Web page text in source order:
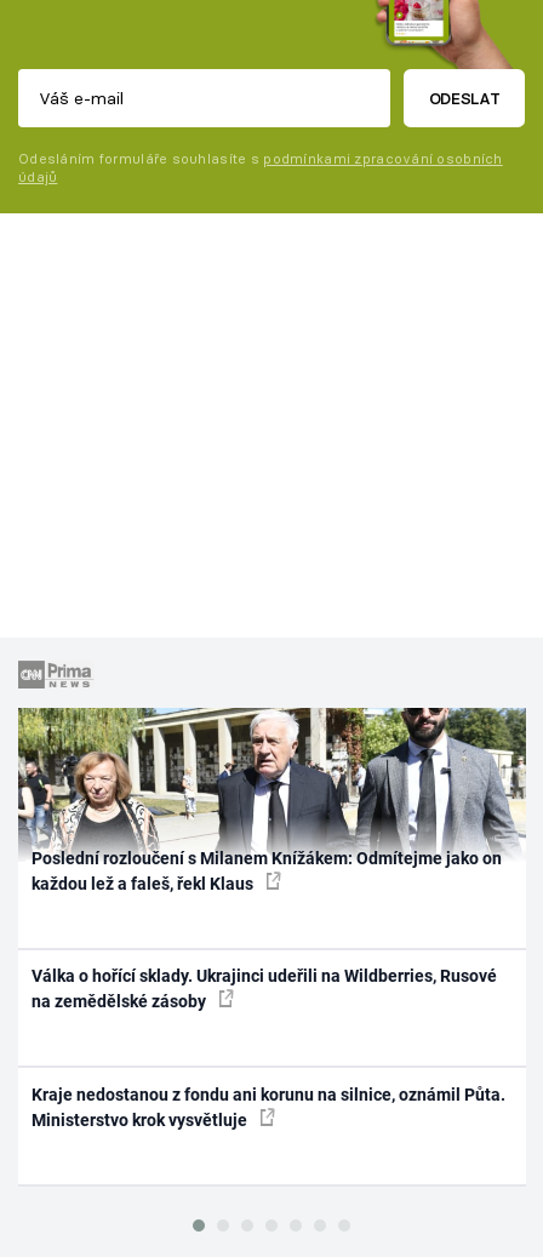
ODESLAT
Odesláním formuláře souhlasíte s podmínkami zpracování osobních
údajů
Poslední rozloučení s Milanem Knížákem: Odmítejme jako on
každou lež a faleš, řekl Klaus
Válka o hořící sklady. Ukrajinci udeřili na Wildberries, Rusové
na zemědělské zásoby
Kraje nedostanou z fondu ani korunu na silnice, oznámil Půta.
Ministerstvo krok vysvětluje